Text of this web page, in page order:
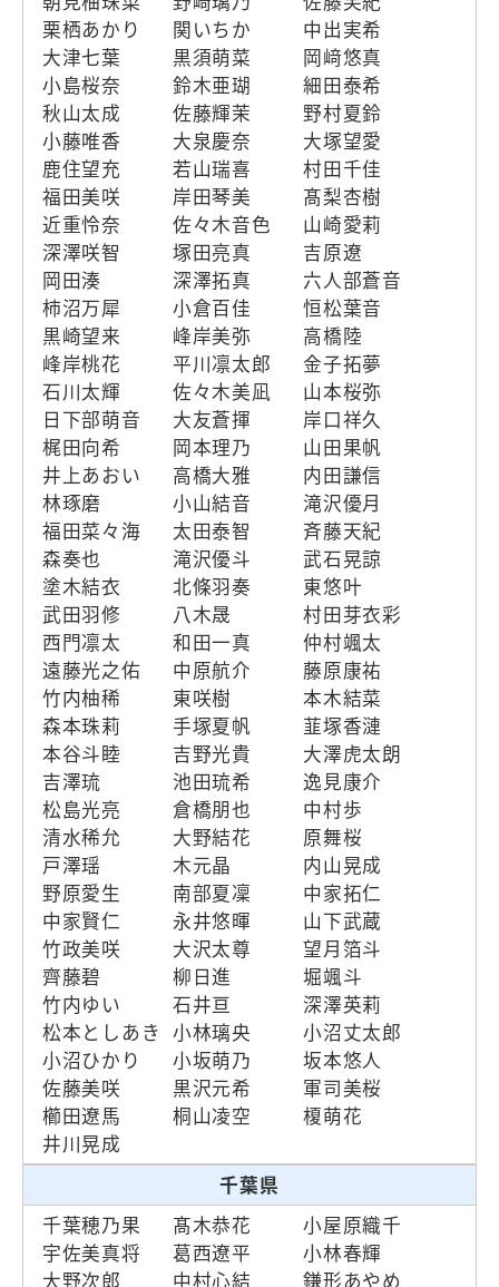
栗栖あかり
関いちか
中出実希
大津七葉
黒須萌菜
岡﨑悠真
小島桜奈
鈴木亜瑚
細田泰希
秋山太成
佐藤輝茉
野村夏鈴
小藤唯香
大泉慶奈
大塚望愛
鹿住望充
若山瑞喜
村田千佳
福田美咲
岸田琴美
髙梨杏樹
近重怜奈
佐々木音色
山崎愛莉
深澤咲智
塚田亮真
吉原遼
岡田湊
深澤拓真
六人部蒼音
柿沼万犀
小倉百佳
恒松葉音
黒崎望来
峰岸美弥
高橋陸
峰岸桃花
平川凛太郎
金子拓夢
石川太輝
佐々木美凪
山本桜弥
日下部萌音
大友蒼揮
岸口祥久
梶田向希
岡本理乃
山田果帆
井上あおい
高橋大雅
内田謙信
林琢磨
小山結音
滝沢優月
福田菜々海
太田泰智
斉藤天紀
森奏也
滝沢優斗
武石晃諒
塗木結衣
北條羽奏
東悠叶
武田羽修
八木晟
村田芽衣彩
西門凛太
和田一真
仲村颯太
遠藤光之佑
中原航介
藤原康祐
竹内柚稀
東咲樹
本木結菜
森本珠莉
手塚夏帆
韮塚香漣
本谷斗睦
吉野光貴
大澤虎太朗
吉澤琉
池田琉希
逸見康介
松島光亮
倉橋朋也
中村歩
清水稀允
大野結花
原舞桜
戸澤瑶
木元晶
内山晃成
野原愛生
南部夏凜
中家拓仁
中家賢仁
永井悠暉
山下武蔵
竹政美咲
大沢太尊
望月箔斗
齊藤碧
柳日進
堀颯斗
竹内ゆい
石井亘
深澤英莉
松本としあき 小林璃央
小沼丈太郎
小沼ひかり
小坂萌乃
坂本悠人
佐藤美咲
黒沢元希
軍司美桜
櫛田遼馬
桐山凌空
榎萌花
井川晃成
千葉県
千葉穂乃果
髙木恭花
小屋原織千
宇佐美真将
葛西遼平
小林春輝
大野次郎
中村心結 鎌形あやめ